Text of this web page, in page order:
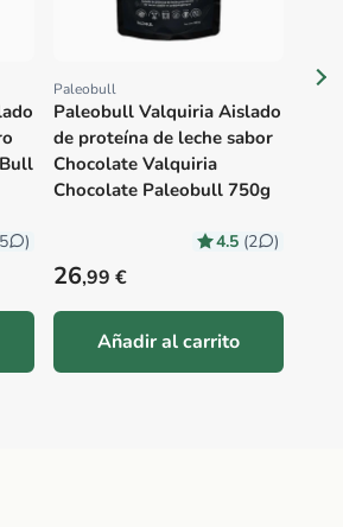
)
Proveedor:
Paleobull
Paleobull Valquiria Aislado
de proteína de leche sabor
Chocolate Valquiria
Chocolate Paleobull 750g
4.5 (2 )
Precio habitual
26,99 €
Añadir al carrito